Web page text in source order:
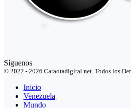
Síguenos
© 2022 - 2026 Caraotadigital.net. Todos los
Inicio
Venezuela
Mundo